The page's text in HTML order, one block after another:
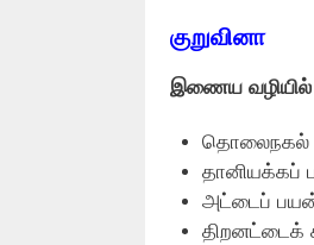
குறுவினா
இணைய வழியில்
தொலைநகல்
தானியக்கப்
அட்டைப்
திறனட்டைக்